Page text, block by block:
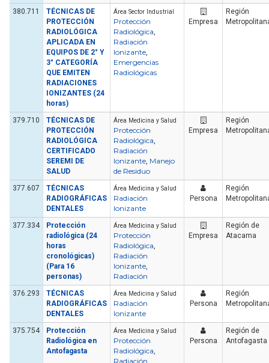
380.711
TÉCNICAS DE
PROTECCIÓN
RADIOLÓGICA
APLICADA EN
EQUIPOS DE 2° Y
3° CATEGORÍA
QUE EMITEN
RADIACIONES
IONIZANTES (24
horas)
Área Sector Industrial
Protección
Radiológica,
Radiación
Ionizante,
Emergencias
Radiológicas
Empresa
Región
379.710
TÉCNICAS DE
PROTECCIÓN
RADIOLÓGICA
CERTIFICADO
SEREMI DE
SALUD
Área Medicina y Salud
Protección
Radiológica,
Radiación
Ionizante, Manejo
de Residuo
Empresa
Región
377.607
TÉCNICAS
RADIOGRÁFICAS
DENTALES
Área Medicina y Salud
Radiación
Ionizante
Persona
Región
377.334
Protección
radiológica (24
horas
cronológicas)
(Para 16
personas)
Área Medicina y Salud
Protección
Radiológica,
Radiación
Ionizante,
Radiación
Empresa
Región de
Atacama
376.293
TÉCNICAS
RADIOGRÁFICAS
DENTALES
Área Medicina y Salud
Radiación
Ionizante
Persona
Región
375.754
Protección
Radiológica en
Antofagasta
Área Medicina y Salud
Protección
Radiológica,
Radiación
Persona
Región de
Antofagasta